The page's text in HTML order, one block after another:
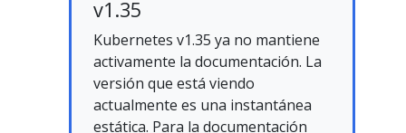
v1.35
Kubernetes v1.35 ya no mantiene
activamente la documentación. La
versión que está viendo
actualmente es una instantánea
estática. Para la documentación